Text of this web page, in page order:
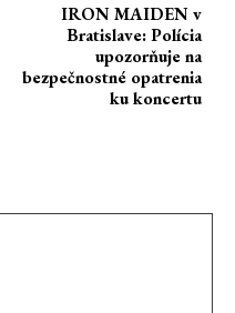
IRON MAIDEN v
Bratislave: Polícia
upozorňuje na
bezpečnostné opatrenia
ku koncertu